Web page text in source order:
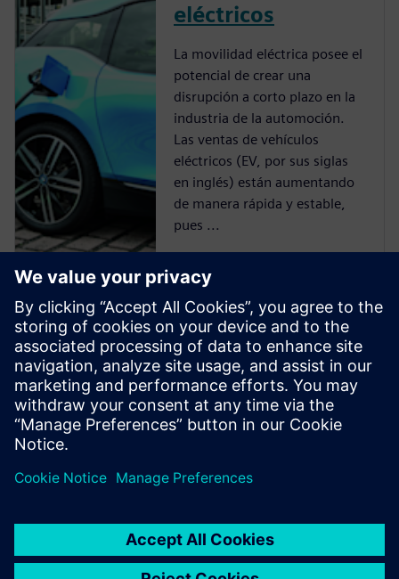
eléctricos
La movilidad eléctrica posee el
potencial de crear una
disrupción a corto plazo en la
industria de la automoción.
Las ventas de vehículos
eléctricos (EV, por sus siglas
en inglés) están aumentando
de manera rápida y estable,
pues ...
Tecnología de
fabricación
inteligente de
baterías
Tecnología de fabricación
inteligente de baterías